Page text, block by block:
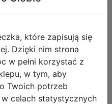
z Tabliczką
584208
które zapisują się
Dzięki nim strona
w pełni korzystać z
w tym, aby
Twoich potrzeb
celach statystycznych